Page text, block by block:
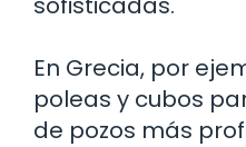
En Grecia, por
poleas y cubos
de pozos más